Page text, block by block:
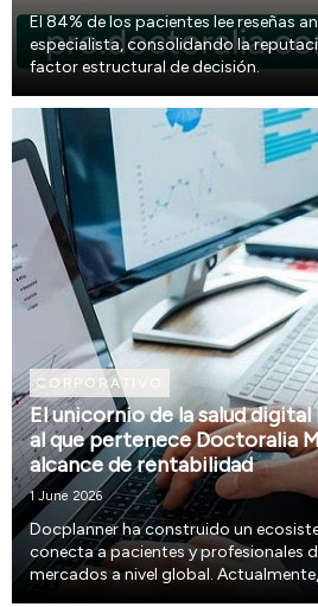
El 84% de los pacientes lee reseñas
especialista, consolidando la
factor estructural de decisión.
CORPORATIVO
El unicornio de la salud
al que pertenece Doctoralia
alcance de rentabilidad
1 June 2026
Docplanner ha construido un
conecta a pacientes y profesionales
mercados a nivel global.